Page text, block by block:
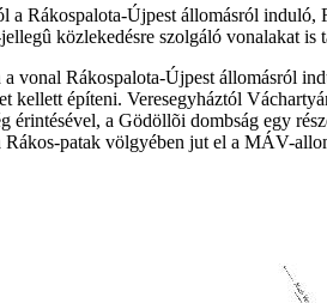
Rákospalota-Újpest állomásról induló,
közlekedésre szolgáló vonalakat
vonal Rákospalota-Újpest állomásról
kellett építeni. Veresegyháztól
érintésével, a Gödöllõi dombság egy
patak völgyében jut el a MÁV-